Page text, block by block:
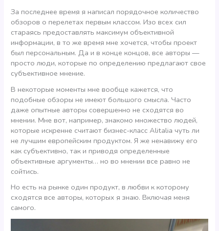
За последнее время я написал порядочное количество
обзоров о перелетах первым классом. Изо всех сил
стараясь предоставлять максимум объективной
информации, в то же время мне хочется, чтобы проект
был персональным. Да и в конце концов, все авторы —
просто люди, которые по определению предлагают свое
субъективное мнение.
В некоторые моменты мне вообще кажется, что
подобные обзоры не имеют большого смысла. Часто
даже опытные авторы совершенно не сходятся во
мнении. Мне вот, например, знакомо множество людей,
которые искренне считают бизнес-класс Alitalia чуть ли
не лучшим европейским продуктом. Я же ненавижу его
как субъективно, так и приводя определенные
объективные аргументы… но во мнении все равно не
сойтись.
Но есть на рынке один продукт, в любви к которому
сходятся все авторы, которых я знаю. Включая меня
самого.